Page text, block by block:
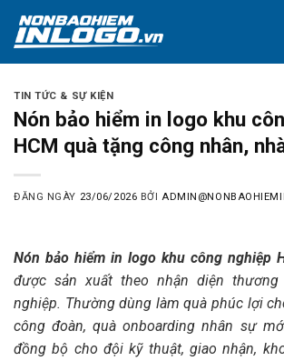
TIN TỨC & SỰ KIỆN
Nón bảo hiểm in logo khu
HCM quà tặng công nhân,
ĐĂNG NGÀY 23/06/2026 BỞI
Nón bảo hiểm in logo khu công nghiệp
được sản xuất theo nhận diện thương
nghiệp. Thường dùng làm quà phúc lợi
công đoàn, quà onboarding nhân sự
đồng bộ cho đội kỹ thuật, giao nhận,